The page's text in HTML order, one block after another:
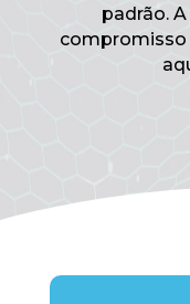
padrão.
compromisso